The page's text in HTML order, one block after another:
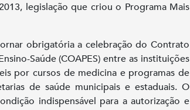
legislação que criou o Programa Mais
obrigatória a celebração do Contrato
Saúde (COAPES) entre as instituições
por cursos de medicina e programas de
de saúde municipais e estaduais. O
indispensável para a autorização e